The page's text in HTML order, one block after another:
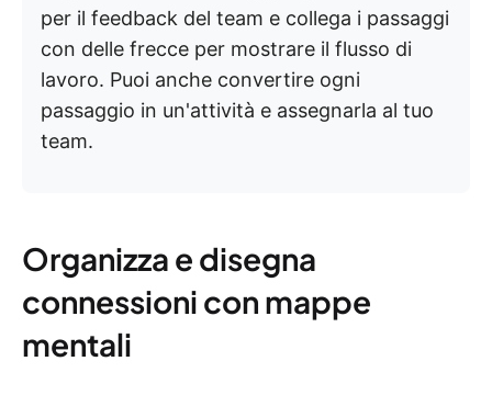
per il feedback del team e collega i passaggi
con delle frecce per mostrare il flusso di
lavoro. Puoi anche convertire ogni
passaggio in un'attività e assegnarla al tuo
team.
Organizza e disegna
connessioni con mappe
mentali